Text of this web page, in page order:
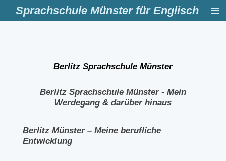
Zum
Hauptinhalt
Sprachschule Münster für Englisch
Berlitz Sprachschule Münster
Berlitz Sprachschule Münster - Mein
Werdegang & darüber hinaus
Berlitz Münster – Meine berufliche
Entwicklung